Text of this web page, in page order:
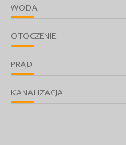
WODA
OTOCZENIE
PRĄD
KANALIZACJA